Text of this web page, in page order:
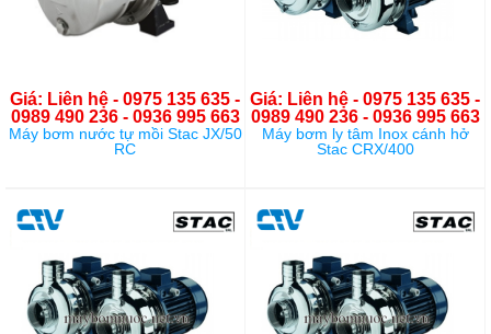
Giá: Liên hệ - 0975 135 635 -
0989 490 236 - 0936 995 663
Máy bơm nước tự mồi Stac JX/50
RC
Giá: Liên hệ - 0975 135 635 -
0989 490 236 - 0936 995 663
Máy bơm ly tâm Inox cánh hở
Stac CRX/400